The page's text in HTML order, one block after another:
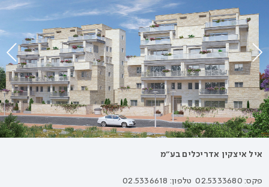
איל איצקין אדריכלים בע״מ
פקס: 02.5333680 טלפון: 02.5336618